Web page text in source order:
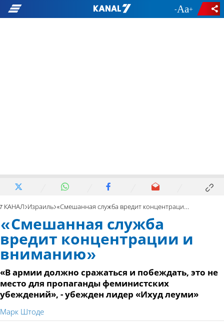
- +
7 КАНАЛ Израиль «Смешанная служба вредит концентрации и вниманию»
«Смешанная служба
вредит концентрации и
вниманию»
«В армии должно сражаться и побеждать, это не
место для пропаганды феминистских
убеждений», - убежден лидер «Ихуд леуми»
Марк Штоде